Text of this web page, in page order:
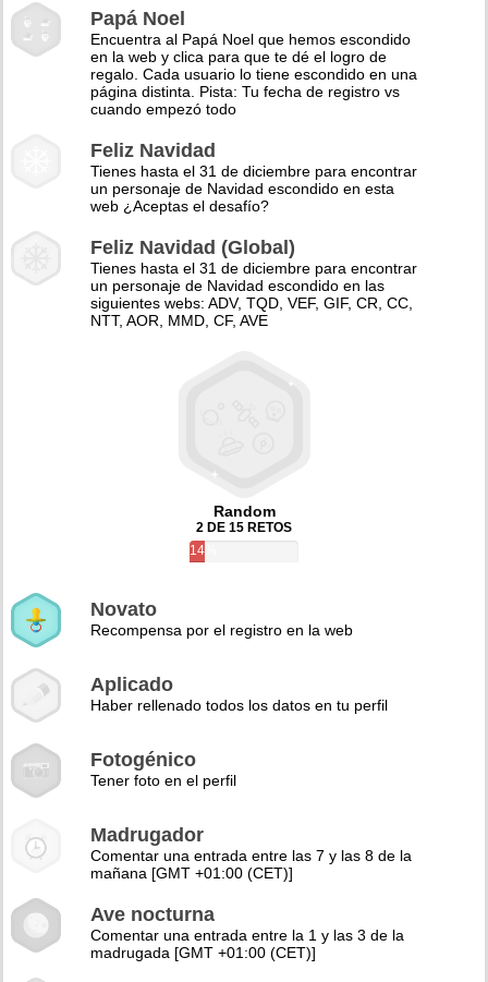
Papá Noel
Encuentra al Papá Noel que hemos escondido
en la web y clica para que te dé el logro de
regalo. Cada usuario lo tiene escondido en una
página distinta. Pista: Tu fecha de registro vs
cuando empezó todo
Feliz Navidad
Tienes hasta el 31 de diciembre para encontrar
un personaje de Navidad escondido en esta
web ¿Aceptas el desafío?
Feliz Navidad (Global)
Tienes hasta el 31 de diciembre para encontrar
un personaje de Navidad escondido en las
siguientes webs: ADV, TQD, VEF, GIF, CR, CC,
NTT, AOR, MMD, CF, AVE
Random
2 DE 15 RETOS
14%
Novato
Recompensa por el registro en la web
Aplicado
Haber rellenado todos los datos en tu perfil
Fotogénico
Tener foto en el perfil
Madrugador
Comentar una entrada entre las 7 y las 8 de la
mañana [GMT +01:00 (CET)]
Ave nocturna
Comentar una entrada entre la 1 y las 3 de la
madrugada [GMT +01:00 (CET)]